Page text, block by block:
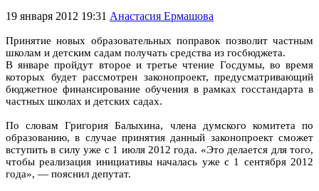
19 января 2012 19:31 Анастасия Ермашова
Принятие новых образовательных поправок позволит частным
школам и детским садам получать средства из госбюджета.
В январе пройдут второе и третье чтение Госдумы, во время
которых будет рассмотрен законопроект, предусматривающий
бюджетное финансирование обучения в рамках госстандарта в
частных школах и детских садах.
По словам Григория Балыхина, члена думского комитета по
образованию, в случае принятия данный законопроект сможет
вступить в силу уже с 1 июля 2012 года. «Это делается для того,
чтобы реализация инициативы началась уже с 1 сентября 2012
года», — пояснил депутат.